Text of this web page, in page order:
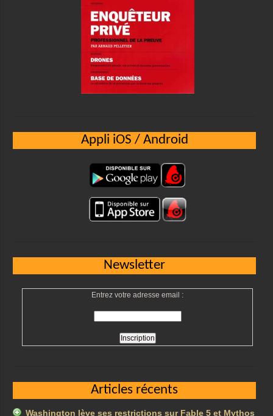
Appli iOS / Android
Newsletter
Entrez votre adresse email :
Articles récents
Washington lève ses restrictions sur Fable 5 et Mythos